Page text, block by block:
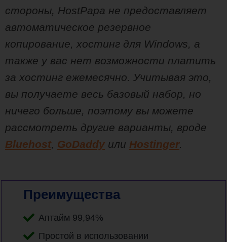
стороны, HostPapa не предоставляет
автоматическое резервное
копирование, хостинг для Windows, а
также у вас нет возможности платить
за хостинг ежемесячно. Учитывая это,
вы получаете весь базовый набор, но
ничего больше, поэтому вы можете
рассмотреть другие варианты, вроде
Bluehost, GoDaddy или Hostinger.
Преимущества
Аптайм 99,94%
Простой в использовании